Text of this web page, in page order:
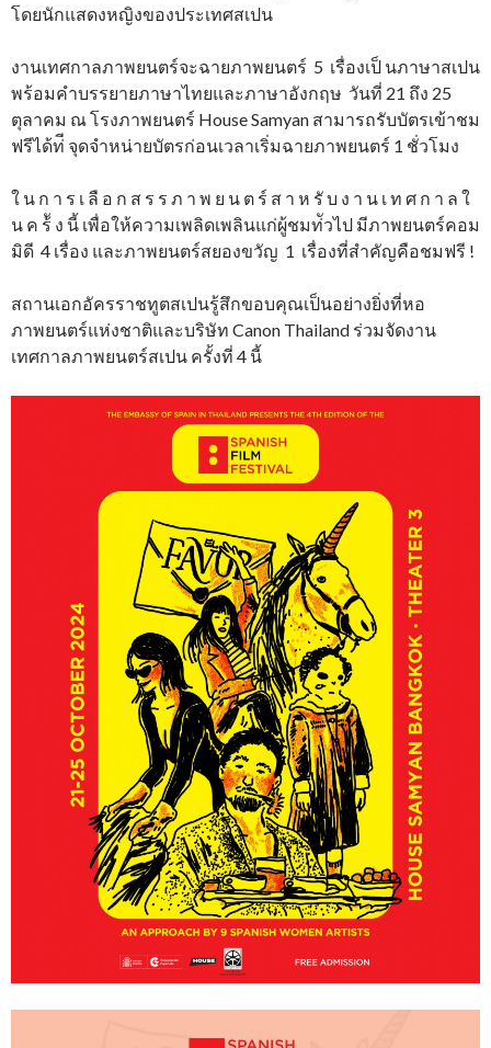
โดยนักแสดงหญิงของประเทศสเปน
งานเทศกาลภาพยนตร์จะฉายภาพยนตร์ 5 เรื่องเป็ นภาษาสเปน
พร้อมคำบรรยายภาษาไทยและภาษาอังกฤษ วันที่ 21 ถึง 25
ตุลาคม ณ โรงภาพยนตร์ House Samyan สามารถรับบัตรเข้าชม
ฟรีได้ท่ี จุดจำหน่ายบัตรก่อนเวลาเริ่มฉายภาพยนตร์ 1 ชั่วโมง
ใ น ก า ร เ ลื อ ก ส ร ร ภ า พ ย น ต ร์ ส า ห รั บ ง า น เ ท ศ ก า ล ใ
น ค ร้ั ง นี้ เพื่อให้ความเพลิดเพลินแก่ผู้ชมท่ัวไป มีภาพยนตร์คอม
มิดี 4 เรื่อง และภาพยนตร์สยองขวัญ 1 เรื่องที่สำคัญคือชมฟรี !
สถานเอกอัครราชทูตสเปนรู้สึกขอบคุณเป็นอย่างยิ่งที่หอ
ภาพยนตร์แห่งชาติและบริษัท Canon Thailand ร่วมจัดงาน
เทศกาลภาพยนตร์สเปน ครั้งที่ 4 นี้